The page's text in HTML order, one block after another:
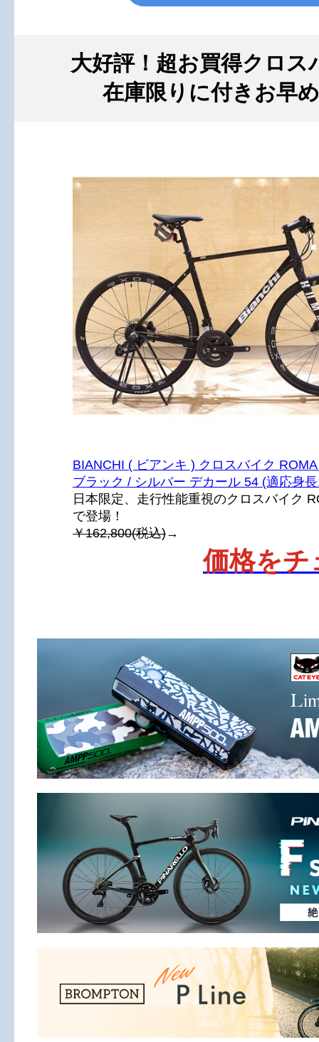
大好評！超お買得クロス
在庫限りに付きお早
BIANCHI ( ビアンキ ) クロスバイク
ブラック / シルバー デカール 54 (適応身
日本限定、走行性能重視のクロスバイク
で登場！
￥162,800(税込)→
価格をチ